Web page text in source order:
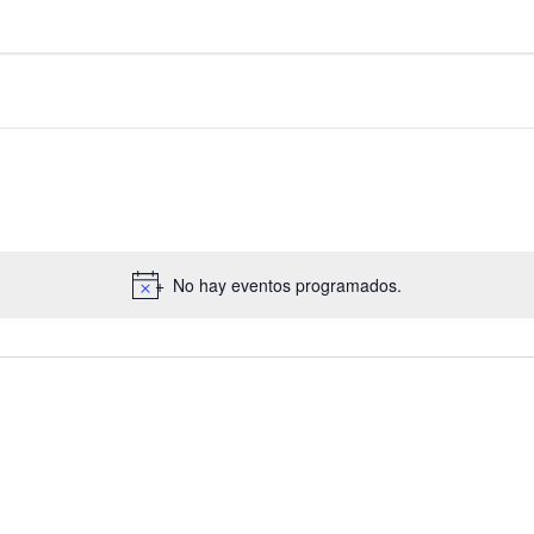
No hay eventos programados.